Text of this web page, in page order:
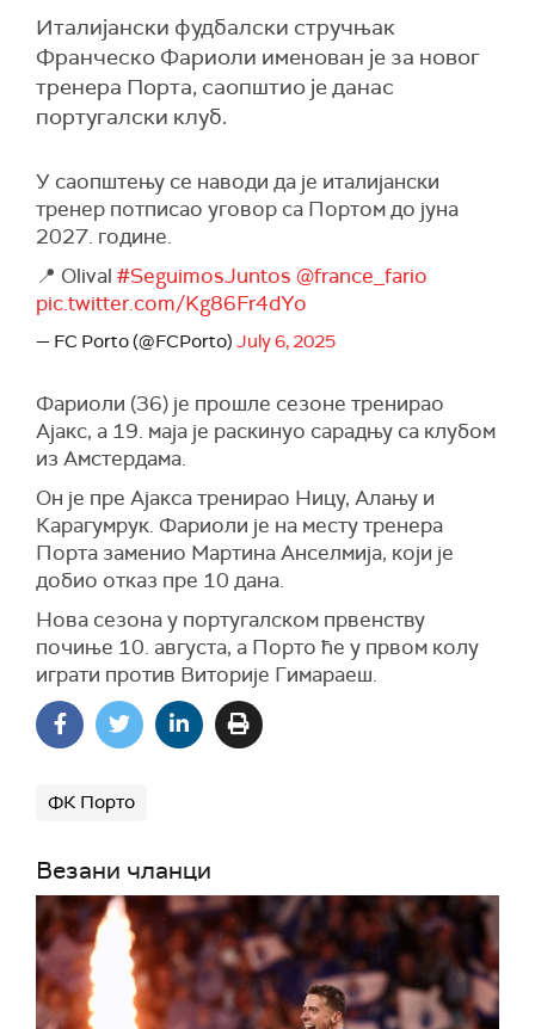
Италијански фудбалски стручњак
Франческо Фариоли именован је за новог
тренера Порта, саопштио је данас
португалски клуб.
У саопштењу се наводи да је италијански
тренер потписао уговор са Портом до јуна
2027. године.
📍 Olival #SeguimosJuntos @france_fario
pic.twitter.com/Kg86Fr4dYo
— FC Porto (@FCPorto) July 6, 2025
Фариоли (36) је прошле сезоне тренирао
Ајакс, а 19. маја је раскинуо сарадњу са клубом
из Амстердама.
Он је пре Ајакса тренирао Ницу, Алању и
Карагумрук. Фариоли је на месту тренера
Порта заменио Мартина Анселмија, који је
добио отказ пре 10 дана.
Нова сезона у португалском првенству
почиње 10. августа, а Порто ће у првом колу
играти против Виторије Гимараеш.
ФК Порто
Везани чланци